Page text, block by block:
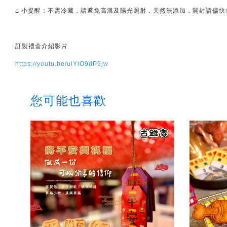
⌂ 小提醒：不需冷藏，請避免高溫及陽光照射，天然無添加，開封請儘快
訂製禮盒介紹影片
https://youtu.be/ulYlO9dP9jw
您可能也喜歡